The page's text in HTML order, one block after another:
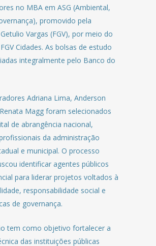
no MBA em ASG (Ambiental,
promovido pela
Vargas (FGV), por meio do
Cidades. As bolsas de estudo
integralmente pelo Banco do
Adriana Lima, Anderson
Magg foram selecionados
de abrangência nacional,
da administração
e municipal. O processo
identificar agentes públicos
para liderar projetos voltados à
responsabilidade social e
de governança.
tem como objetivo fortalecer a
das instituições públicas